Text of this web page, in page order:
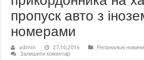
пропуск авто з
номерами
admin 27.10.2016
Регіональні новини
Залишити коментар